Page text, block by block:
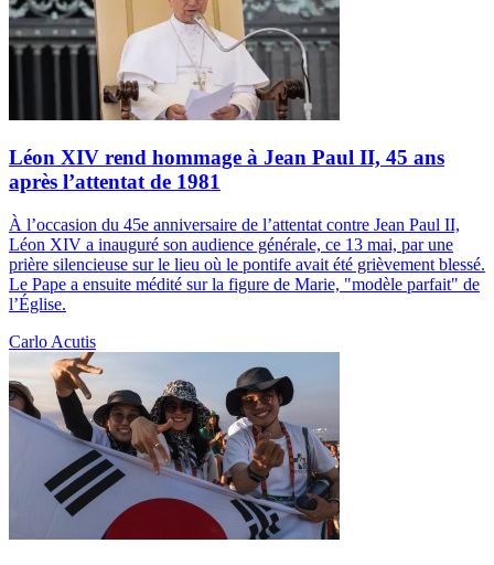
Léon XIV rend hommage à Jean Paul II, 45 ans
après l’attentat de 1981
À l’occasion du 45e anniversaire de l’attentat contre Jean Paul II,
Léon XIV a inauguré son audience générale, ce 13 mai, par une
prière silencieuse sur le lieu où le pontife avait été grièvement blessé.
Le Pape a ensuite médité sur la figure de Marie, "modèle parfait" de
l’Église.
Carlo Acutis